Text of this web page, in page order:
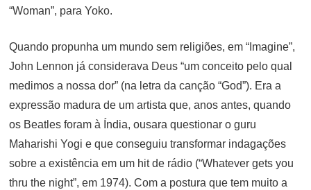
“Woman”, para Yoko.
Quando propunha um mundo sem religiões, em “Imagine”,
John Lennon já considerava Deus “um conceito pelo qual
medimos a nossa dor” (na letra da canção “God”). Era a
expressão madura de um artista que, anos antes, quando
os Beatles foram à Índia, ousara questionar o guru
Maharishi Yogi e que conseguiu transformar indagações
sobre a existência em um hit de rádio (“Whatever gets you
thru the night”, em 1974). Com a postura que tem muito a